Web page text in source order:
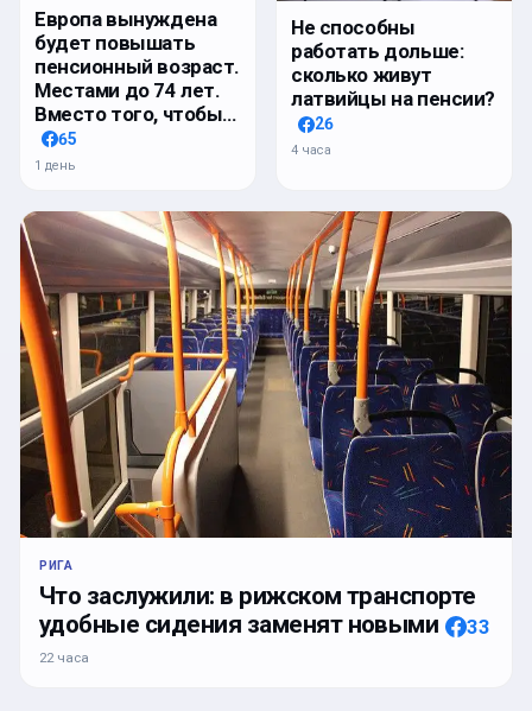
Европа вынуждена
будет повышать
пенсионный возраст.
Местами до 74 лет.
Вместо того, чтобы…
65
1 день
Не способны
работать дольше:
сколько живут
латвийцы на пенсии?
26
4 часа
РИГА
Что заслужили: в рижском транспорте
удобные сидения заменят новыми
33
22 часа